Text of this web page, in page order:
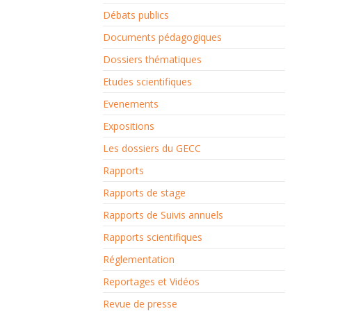
Débats publics
Documents pédagogiques
Dossiers thématiques
Etudes scientifiques
Evenements
Expositions
Les dossiers du GECC
Rapports
Rapports de stage
Rapports de Suivis annuels
Rapports scientifiques
Réglementation
Reportages et Vidéos
Revue de presse